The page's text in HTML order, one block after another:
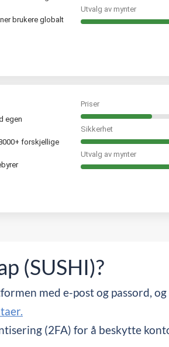
brukere globalt
Utvalg av mynter
egen
forskjellige
Priser
Sikkerhet
Utvalg av mynter
(SUSHI)?
med e-post og passord,
(2FA) for å beskytte